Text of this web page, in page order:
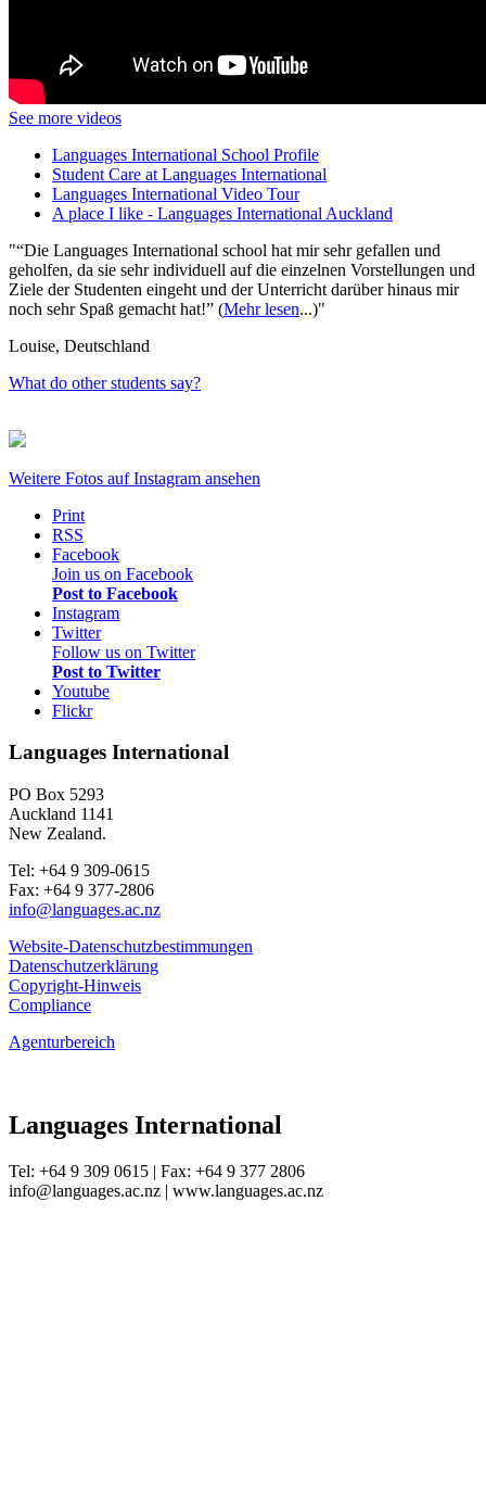
See more videos
Languages International School Profile
Student Care at Languages International
Languages International Video Tour
A place I like - Languages International Auckland
“Die Languages International school hat mir sehr gefallen und
geholfen, da sie sehr individuell auf die einzelnen Vorstellungen und
Ziele der Studenten eingeht und der Unterricht darüber hinaus mir
noch sehr Spaß gemacht hat!” (Mehr lesen...)
Louise, Deutschland
What do other students say?
Weitere Fotos aufInstagram ansehen
Print
RSS
Facebook
Join us on Facebook
Post to Facebook
Instagram
Twitter
Follow us on Twitter
Post to Twitter
Youtube
Flickr
Languages International
PO Box 5293
Auckland 1141
New Zealand.
Tel: +64 9 309-0615
Fax: +64 9 377-2806
info@languages.ac.nz
Website-Datenschutz­bestimmungen
Datenschutzerklärung
Copyright-Hinweis
Compliance
Agenturbereich
Languages International
Tel: +64 9 309 0615 | Fax: +64 9 377 2806
info@languages.ac.nz | www.languages.ac.nz